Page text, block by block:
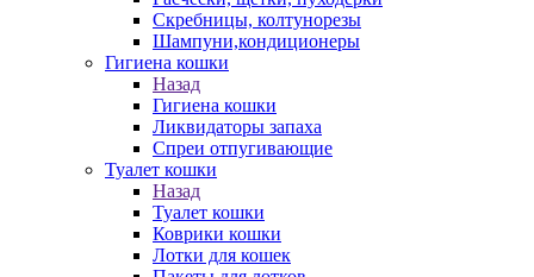
Скребницы, колтунорезы
Шампуни,кондиционеры
Гигиена кошки
Назад
Гигиена кошки
Ликвидаторы запаха
Спреи отпугивающие
Туалет кошки
Назад
Туалет кошки
Коврики кошки
Лотки для кошек